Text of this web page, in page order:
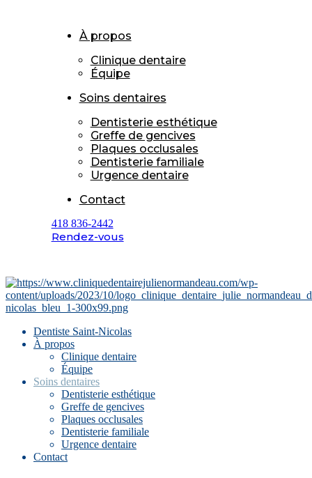
À propos
Clinique dentaire
Équipe
Soins dentaires
Dentisterie esthétique
Greffe de gencives
Plaques occlusales
Dentisterie familiale
Urgence dentaire
Contact
418 836-2442
Rendez-vous
Dentiste Saint-Nicolas
À propos
Clinique dentaire
Équipe
Soins dentaires
Dentisterie esthétique
Greffe de gencives
Plaques occlusales
Dentisterie familiale
Urgence dentaire
Contact